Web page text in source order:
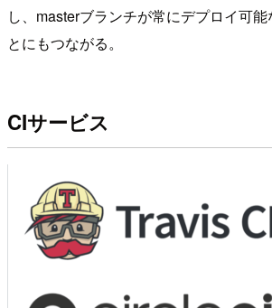
し、masterブランチが常にデプロイ可
とにもつながる。
CIサービス